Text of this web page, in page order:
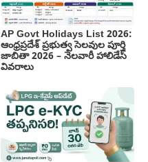
AP Govt Holidays List 2026:
ఆంధ్రప్రదేశ్ ప్రభుత్వ సెలవుల పూర్తి
జాబితా 2026 – నెలవారీ హాలిడేస్
వివరాలు